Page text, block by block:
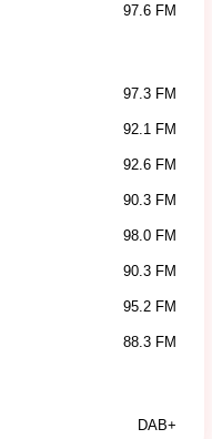
97.6 FM
97.3 FM
92.1 FM
92.6 FM
90.3 FM
98.0 FM
90.3 FM
95.2 FM
88.3 FM
DAB+